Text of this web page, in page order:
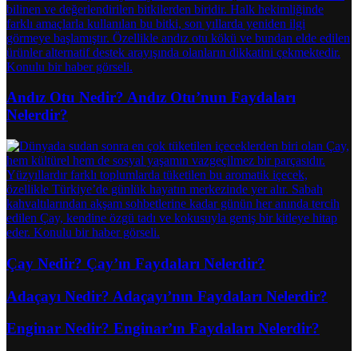
Andız Otu Nedir? Andız Otu’nun Faydaları
Nelerdir?
Çay Nedir? Çay’ın Faydaları Nelerdir?
Adaçayı Nedir? Adaçayı’nın Faydaları Nelerdir?
Enginar Nedir? Enginar’ın Faydaları Nelerdir?